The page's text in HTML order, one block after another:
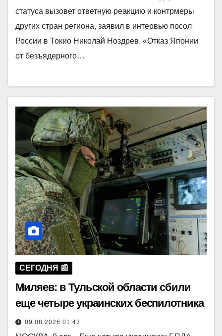
статуса вызовет ответную реакцию и контрмеры
других стран региона, заявил в интервью посол
России в Токио Николай Ноздрев. «Отказ Японии
от безъядерного…
СЕГОДНЯ 📰
Миляев: в Тульской области сбили
еще четыре украинских беспилотника
09.08.2026 01:43